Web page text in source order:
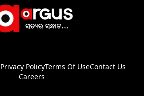
Privacy PolicyTerms Of UseContact Us
Careers